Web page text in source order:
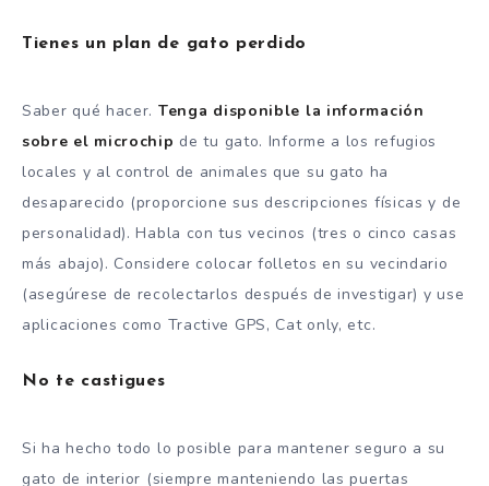
Tienes un plan de gato perdido
Saber qué hacer. Tenga disponible la información
sobre el microchip de tu gato. Informe a los refugios
locales y al control de animales que su gato ha
desaparecido (proporcione sus descripciones físicas y de
personalidad). Habla con tus vecinos (tres o cinco casas
más abajo). Considere colocar folletos en su vecindario
(asegúrese de recolectarlos después de investigar) y use
aplicaciones como Tractive GPS, Cat only, etc.
No te castigues
Si ha hecho todo lo posible para mantener seguro a su
gato de interior (siempre manteniendo las puertas